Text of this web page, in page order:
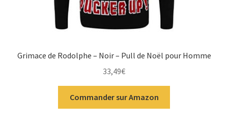
Grimace de Rodolphe – Noir – Pull de Noël pour Homme
33,49€
Commander sur Amazon